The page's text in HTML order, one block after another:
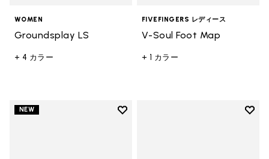
WOMEN
Groundsplay LS
+ 4 カラー
FIVEFINGERS レディース
V-Soul Foot Map
+ 1 カラー
NEW
Add to wishlist
Add